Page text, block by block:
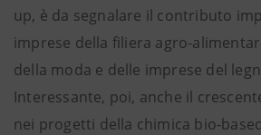
up, è da segnalare il contributo
imprese della filiera agro-
della moda e delle imprese del
Interessante, poi, anche il
nei progetti della chimica bio-